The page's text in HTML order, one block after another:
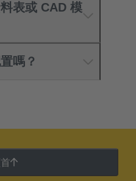
表或 CAD 模
嗎？